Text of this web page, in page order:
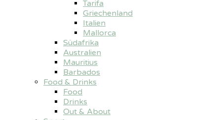
Tarifa
Griechenland
Italien
Mallorca
Südafrika
Australien
Mauritius
Barbados
Food & Drinks
Food
Drinks
Out & About